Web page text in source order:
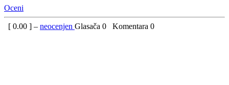
Oceni
[ 0.00 ] – neocenjen Glasača 0 Komentara 0